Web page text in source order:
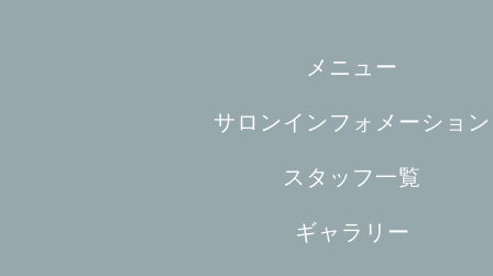
メニュー
サロンインフォメーション
スタッフ一覧
ギャラリー